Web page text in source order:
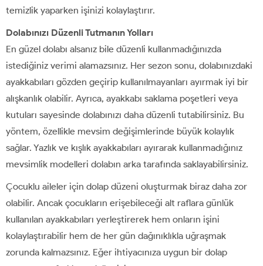
temizlik yaparken işinizi kolaylaştırır.
Dolabınızı Düzenli Tutmanın Yolları
En güzel dolabı alsanız bile düzenli kullanmadığınızda
istediğiniz verimi alamazsınız. Her sezon sonu, dolabınızdaki
ayakkabıları gözden geçirip kullanılmayanları ayırmak iyi bir
alışkanlık olabilir. Ayrıca, ayakkabı saklama poşetleri veya
kutuları sayesinde dolabınızı daha düzenli tutabilirsiniz. Bu
yöntem, özellikle mevsim değişimlerinde büyük kolaylık
sağlar. Yazlık ve kışlık ayakkabıları ayırarak kullanmadığınız
mevsimlik modelleri dolabın arka tarafında saklayabilirsiniz.
Çocuklu aileler için dolap düzeni oluşturmak biraz daha zor
olabilir. Ancak çocukların erişebileceği alt raflara günlük
kullanılan ayakkabıları yerleştirerek hem onların işini
kolaylaştırabilir hem de her gün dağınıklıkla uğraşmak
zorunda kalmazsınız. Eğer ihtiyacınıza uygun bir dolap